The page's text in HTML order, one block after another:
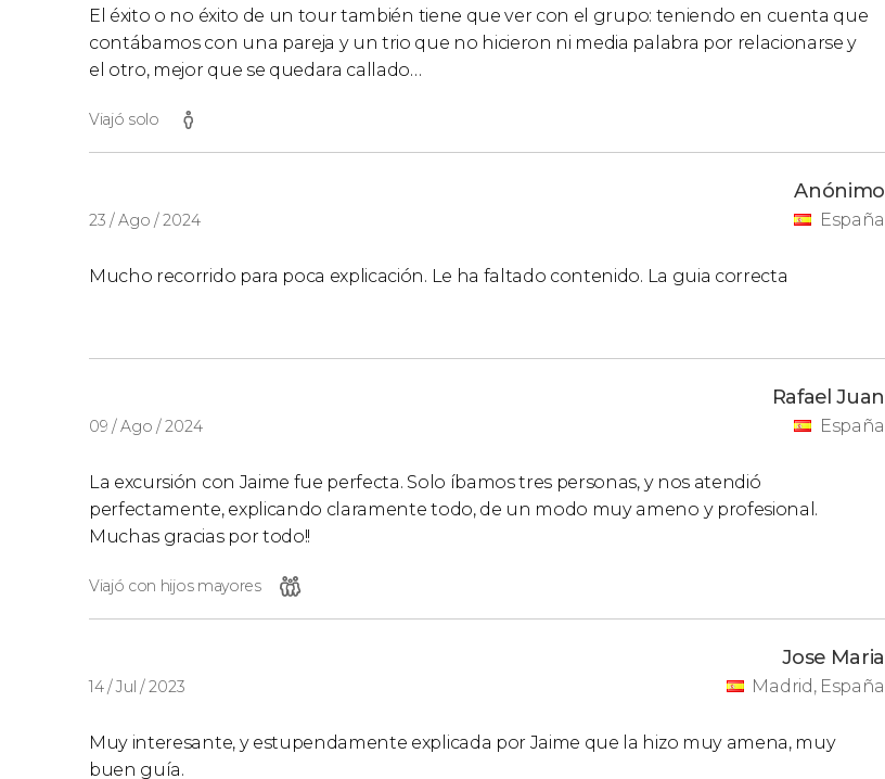
El éxito o no éxito de un tour también tiene que ver con el grupo: teniendo en cuenta que
contábamos con una pareja y un trio que no hicieron ni media palabra por relacionarse y
el otro, mejor que se quedara callado…
Viajó solo
23 / Ago / 2024
Anónimo
España
Mucho recorrido para poca explicación. Le ha faltado contenido. La guia correcta
09 / Ago / 2024
Rafael Juan
España
La excursión con Jaime fue perfecta. Solo íbamos tres personas, y nos atendió
perfectamente, explicando claramente todo, de un modo muy ameno y profesional.
Muchas gracias por todo!!
Viajó con hijos mayores
14 / Jul / 2023
Jose Maria
Madrid, España
Muy interesante, y estupendamente explicada por Jaime que la hizo muy amena, muy
buen guía.